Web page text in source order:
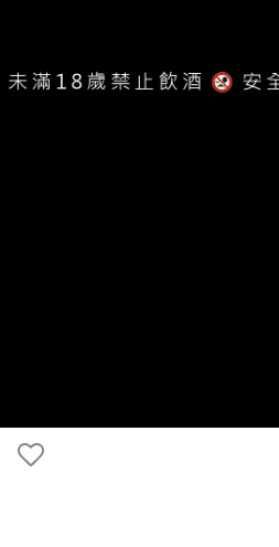
客服信箱：service.xinyi@gmail.com